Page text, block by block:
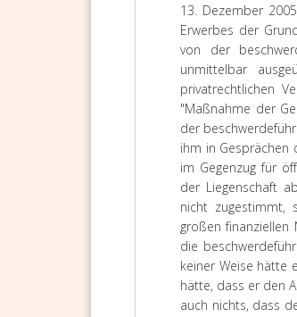
13. Dezember
Erwerbes der
von der
unmittelbar
privatrechtlichen
"Maßnahme der
der
ihm in Gesprächen
im Gegenzug für
der Liegenschaft
nicht zugestimmt,
großen finanziellen
die
keiner Weise hätte
hätte, dass er den
auch nichts, dass